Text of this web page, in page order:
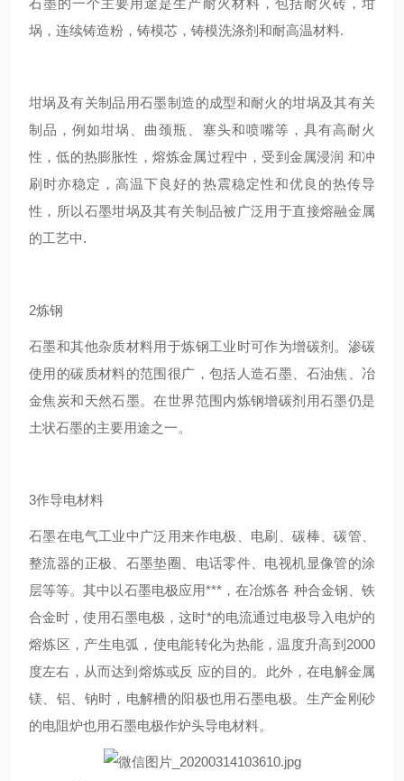
石墨的一个主要用途是生产耐火材料，包括耐火砖，坩
埚，连续铸造粉，铸模芯，铸模洗涤剂和耐高温材料.
坩埚及有关制品用石墨制造的成型和耐火的坩埚及其有关
制品，例如坩埚、曲颈瓶、塞头和喷嘴等，具有高耐火
性，低的热膨胀性，熔炼金属过程中，受到金属浸润 和冲
刷时亦稳定，高温下良好的热震稳定性和优良的热传导
性，所以石墨坩埚及其有关制品被广泛用于直接熔融金属
的工艺中.
2炼钢
石墨和其他杂质材料用于炼钢工业时可作为增碳剂。渗碳
使用的碳质材料的范围很广，包括人造石墨、石油焦、冶
金焦炭和天然石墨。在世界范围内炼钢增碳剂用石墨仍是
土状石墨的主要用途之一。
3作导电材料
石墨在电气工业中广泛用来作电极、电刷、碳棒、碳管、
整流器的正极、石墨垫圈、电话零件、电视机显像管的涂
层等等。其中以石墨电极应用***，在冶炼各 种合金钢、铁
合金时，使用石墨电极，这时*的电流通过电极导入电炉的
熔炼区，产生电弧，使电能转化为热能，温度升高到2000
度左右，从而达到熔炼或反 应的目的。此外，在电解金属
镁、铝、钠时，电解槽的阳极也用石墨电极。生产金刚砂
的电阻炉也用石墨电极作炉头导电材料。